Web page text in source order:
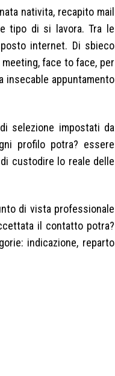
nativita, recapito mail
tipo di si lavora. Tra le
internet. Di sbieco
face to face, per
insecable appuntamento
selezione impostati da
profilo potra? essere
custodire lo reale delle
di vista professionale
il contatto potra?
indicazione, reparto